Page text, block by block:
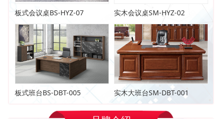
板式会议桌BS-HYZ-07 实木会议桌SM-HYZ-02
板式班台BS-DBT-005 实木大班台SM-DBT-001